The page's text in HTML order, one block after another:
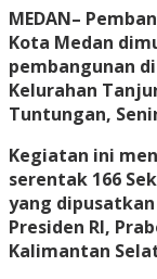
MEDAN–
Kota Medan
pembangunan
Kelurahan
Tuntungan,
Kegiatan ini
serentak 166
yang
Presiden RI,
Kalimantan